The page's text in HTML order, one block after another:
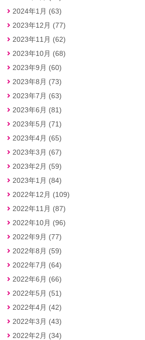
2024年1月 (63)
2023年12月 (77)
2023年11月 (62)
2023年10月 (68)
2023年9月 (60)
2023年8月 (73)
2023年7月 (63)
2023年6月 (81)
2023年5月 (71)
2023年4月 (65)
2023年3月 (67)
2023年2月 (59)
2023年1月 (84)
2022年12月 (109)
2022年11月 (87)
2022年10月 (96)
2022年9月 (77)
2022年8月 (59)
2022年7月 (64)
2022年6月 (66)
2022年5月 (51)
2022年4月 (42)
2022年3月 (43)
2022年2月 (34)